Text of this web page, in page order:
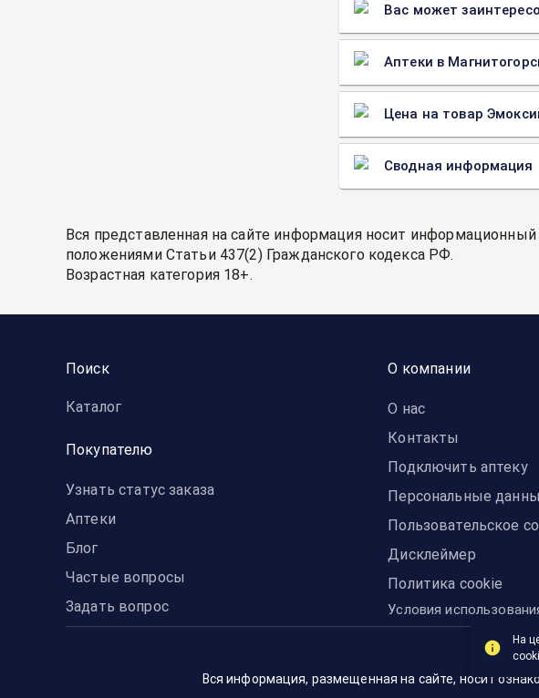
Вас может
Аптеки в
Цена на товар
Сводная информация
Вся представленная на сайте информация носит
положениями Статьи 437(2) Гражданского кодекса РФ.
Возрастная категория 18+.
Поиск
Каталог
Покупателю
Узнать статус заказа
Аптеки
Блог
Частые вопросы
Задать вопрос
О компании
О нас
Контакты
Подключить аптеку
Персональные
Пользовательское
Дисклеймер
Политика cookie
Условия
©
Вся информация, размещенная на сайте, носит
На